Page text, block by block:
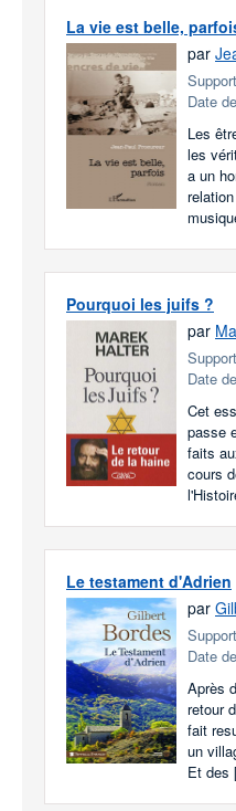
La vie est belle,
par
Date
Les
les
a un
Pourquoi les juifs ?
par
Date
Cet
passe
faits
cours
Le testament d'Adrien
par
Date
Après
retour
fait
un
Et des